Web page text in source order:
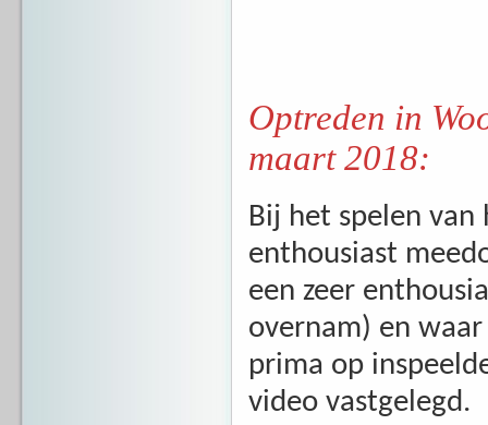
Optreden in
maart 2018:
Bij het spelen
enthousiast
een zeer
overnam) en
prima op
video vastgelegd.